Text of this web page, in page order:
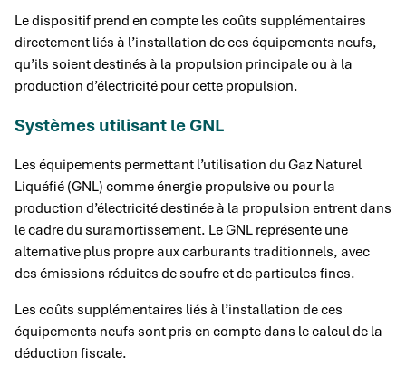
Le dispositif prend en compte les coûts supplémentaires
directement liés à l’installation de ces équipements neufs,
qu’ils soient destinés à la propulsion principale ou à la
production d’électricité pour cette propulsion.
Systèmes utilisant le GNL
Les équipements permettant l’utilisation du Gaz Naturel
Liquéfié (GNL) comme énergie propulsive ou pour la
production d’électricité destinée à la propulsion entrent dans
le cadre du suramortissement. Le GNL représente une
alternative plus propre aux carburants traditionnels, avec
des émissions réduites de soufre et de particules fines.
Les coûts supplémentaires liés à l’installation de ces
équipements neufs sont pris en compte dans le calcul de la
déduction fiscale.